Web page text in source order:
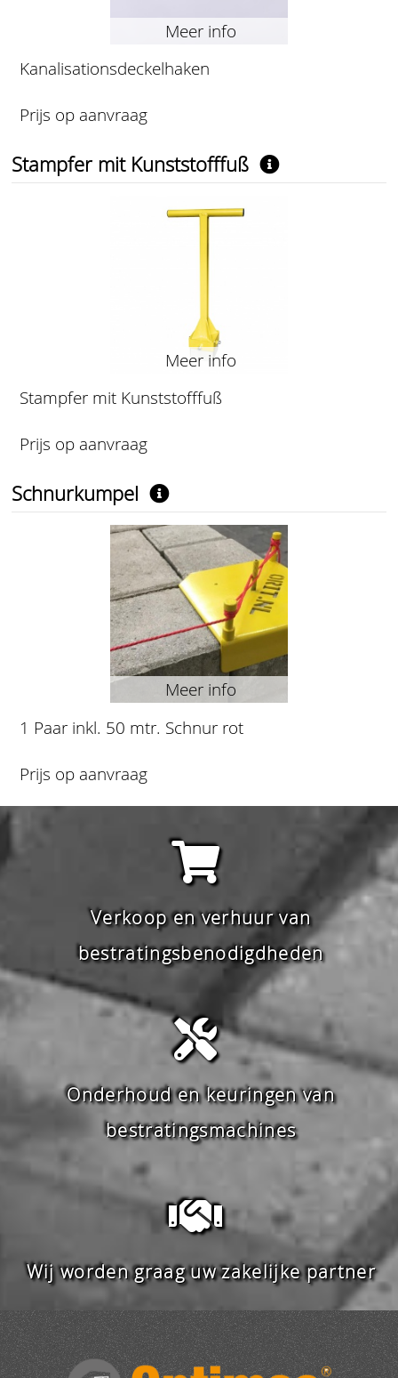
Meer info
Kanalisationsdeckelhaken
Prijs op aanvraag
Stampfer mit Kunststofffuß
Meer info
Stampfer mit Kunststofffuß
Prijs op aanvraag
Schnurkumpel
Meer info
1 Paar inkl. 50 mtr. Schnur rot
Prijs op aanvraag
Verkoop en verhuur van
bestratingsbenodigdheden
Onderhoud en keuringen van
bestratingsmachines
Wij worden graag uw zakelijke partner